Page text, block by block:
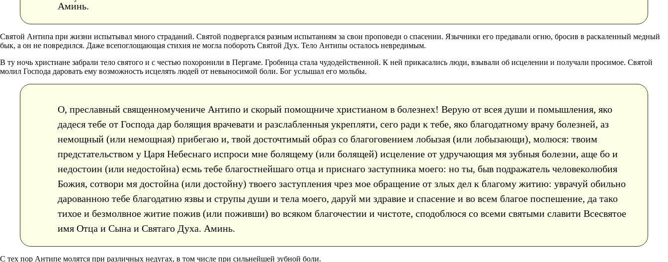
Ами́нь.
Святой Антипа при жизни испытывал много страданий. Святой подвергался разным испытаниям за свои проповеди о спасении. Язычники его предавали огню, бросив в раскаленный медный
бык, а он не повредился. Даже всепоглощающая стихия не могла побороть Святой Дух. Тело Антипы осталось невредимым.
В ту ночь христиане забрали тело святого и с честью похоронили в Пергаме. Гробница стала чудодейственной. К ней прикасались люди, взывали об исцелении и получали просимое. Святой
молил Господа даровать ему возможность исцелять людей от невыносимой боли. Бог услышал его мольбы.
О, преславный священномучениче Антипо и скорый помощниче христианом в болезнех! Верую от всея души и помышления, яко
дадеся тебе от Господа дар болящия врачевати и разслабленныя укрепляти, сего ради к тебе, яко благодатному врачу болезней, аз
немощный (или немощная) прибегаю и, твой досточтимый образ со благоговением лобызая (или лобызающи), молюся: твоим
предстательством у Царя Небеснаго испроси мне болящему (или болящей) исцеление от удручающия мя зубныя болезни, аще бо и
недостоин (или недостойна) есмь тебе благостнейшаго отца и приснаго заступника моего: но ты, быв подражатель человеколюбия
Божия, сотвори мя достойна (или достойну) твоего заступления чрез мое обращение от злых дел к благому житию: уврачуй обильно
дарованною тебе благодатию язвы и струпы души и тела моего, даруй ми здравие и спасение и во всем благое поспешение, да тако
тихое и безмолвное житие пожив (или поживши) во всяком благочестии и чистоте, сподоблюся со всеми святыми славити Всесвятое
имя Отца и Сына и Святаго Духа. Аминь.
С тех пор Антипе молятся при различных недугах, в том числе при сильнейшей зубной боли.